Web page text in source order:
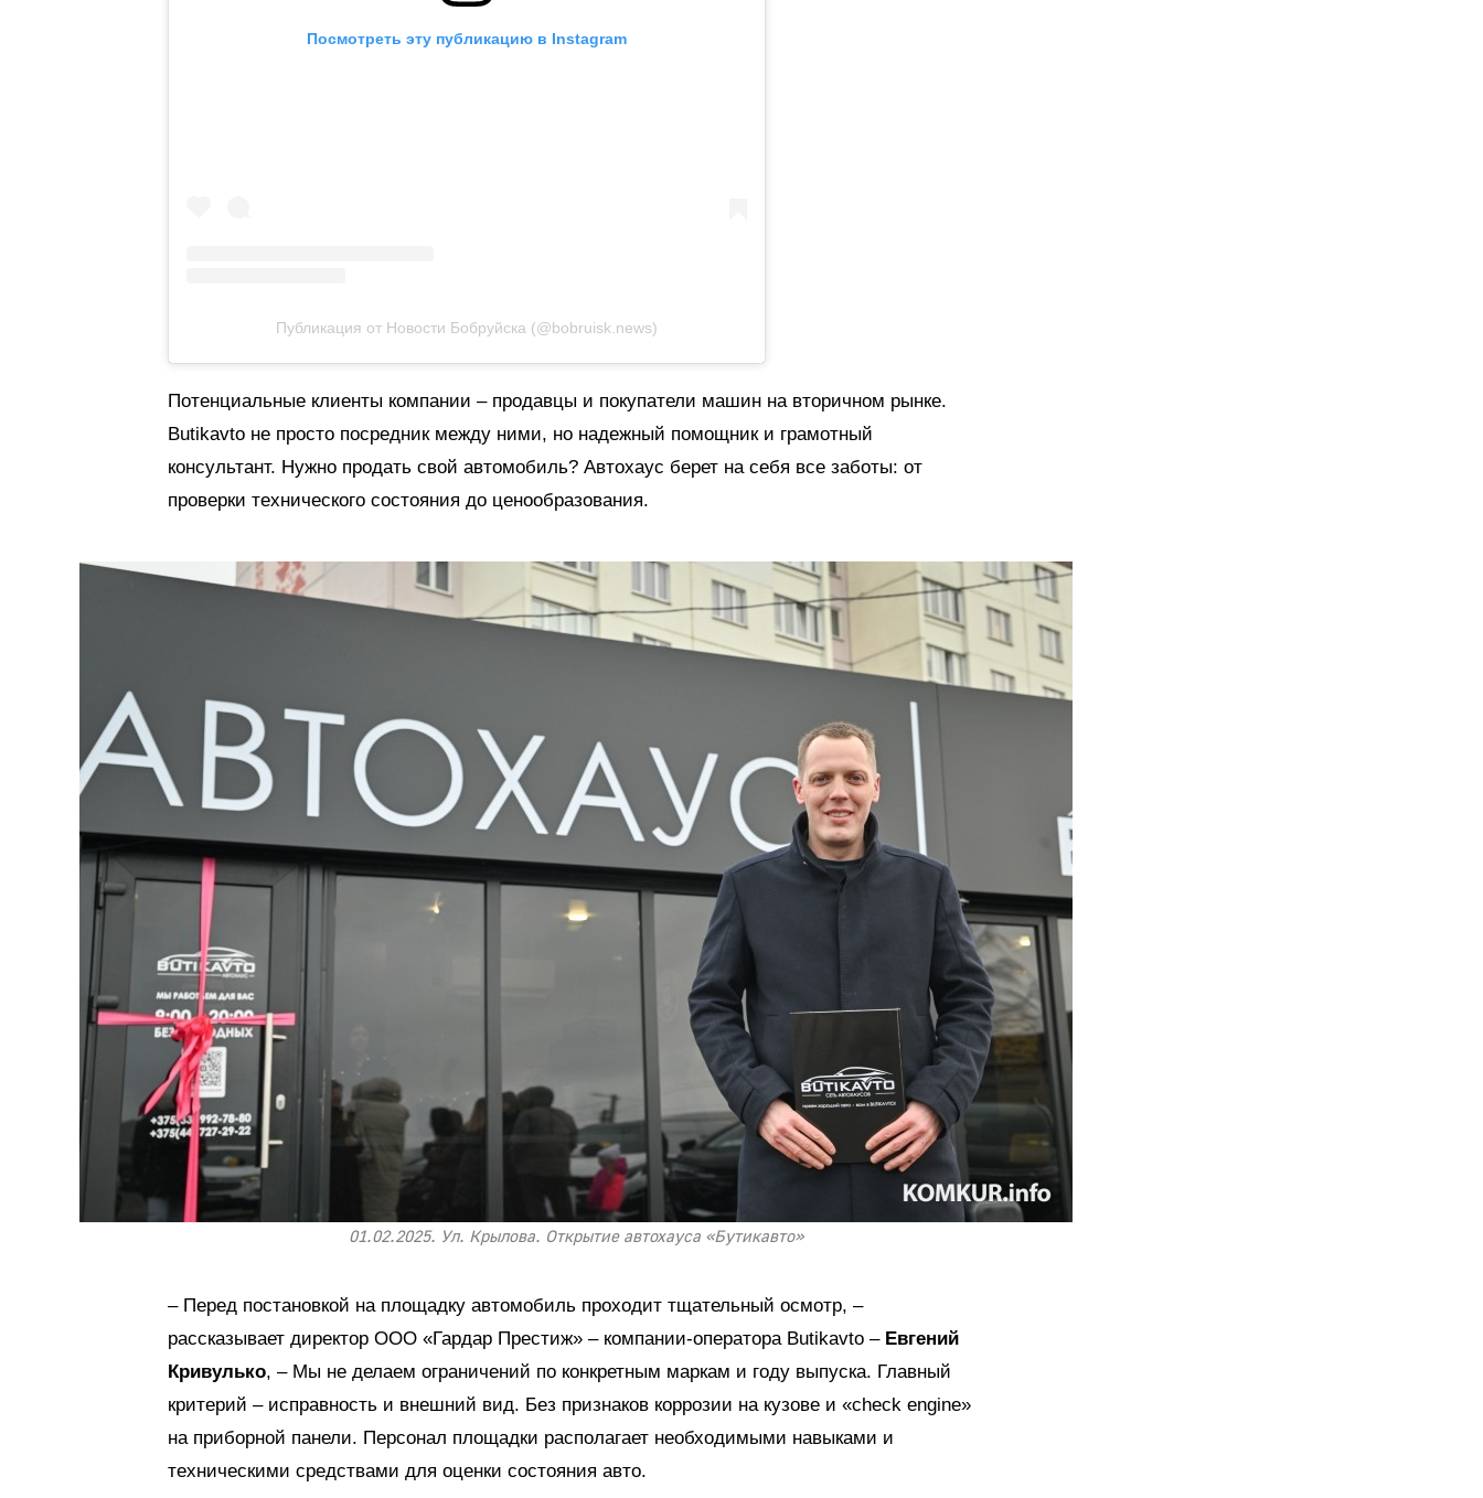
Посмотреть эту публикацию в Instagram
Публикация от Новости Бобруйска (@bobruisk.news)
Потенциальные клиенты компании – продавцы и покупатели машин на вторичном рынке.
Butikavto не просто посредник между ними, но надежный помощник и грамотный
консультант. Нужно продать свой автомобиль? Автохаус берет на себя все заботы: от
проверки технического состояния до ценообразования.
01.02.2025. Ул. Крылова. Открытие автохауса «Бутикавто»
– Перед постановкой на площадку автомобиль проходит тщательный осмотр, –
рассказывает директор ООО «Гардар Престиж» – компании-оператора Butikavto – Евгений
Кривулько, – Мы не делаем ограничений по конкретным маркам и году выпуска. Главный
критерий – исправность и внешний вид. Без признаков коррозии на кузове и «check engine»
на приборной панели. Персонал площадки располагает необходимыми навыками и
техническими средствами для оценки состояния авто.